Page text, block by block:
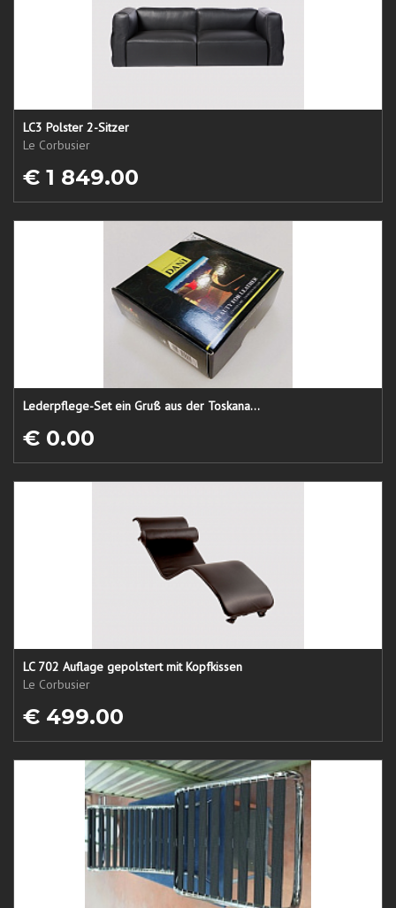
LC3 Polster 2-Sitzer
Le Corbusier
€ 1 849.00
Lederpflege-Set ein Gruß aus der Toskana...
€ 0.00
LC 702 Auflage gepolstert mit Kopfkissen
Le Corbusier
€ 499.00